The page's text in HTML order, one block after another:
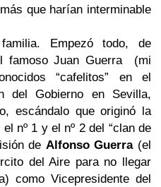
que harían interminable
Empezó todo, de
famoso Juan Guerra (mi
“cafelitos” en el
del Gobierno en Sevilla,
escándalo que originó la
nº 1 y el nº 2 del “clan de
de Alfonso Guerra(el
del Aire para no llegar
como Vicepresidente del